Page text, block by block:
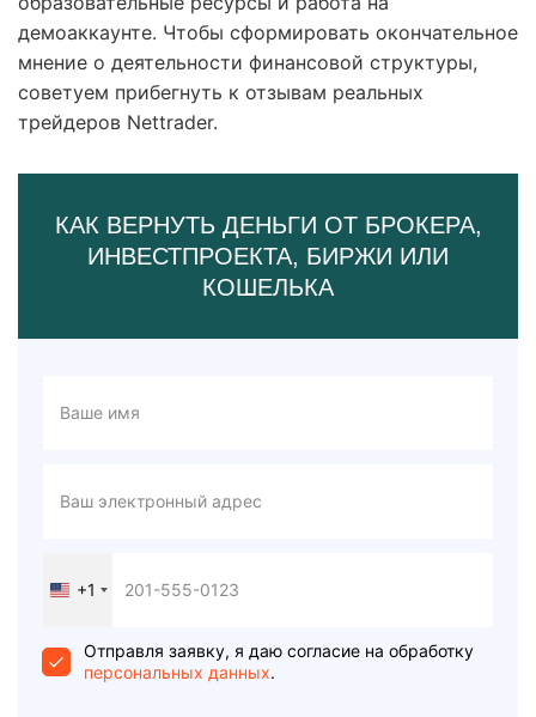
демоаккаунте. Чтобы сформировать окончательное
мнение о деятельности финансовой структуры,
советуем прибегнуть к отзывам реальных
трейдеров Nettrader.
КАК ВЕРНУТЬ ДЕНЬГИ ОТ БРОКЕРА,
ИНВЕСТПРОЕКТА, БИРЖИ ИЛИ
КОШЕЛЬКА
United
+1
+1
Отправля заявку, я даю согласие на обработку
персональных данных.